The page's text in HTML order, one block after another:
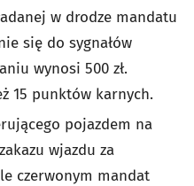
w drodze mandatu
się do sygnałów
wynosi 500 zł.
15 punktów karnych.
pojazdem na
wjazdu za
czerwonym mandat